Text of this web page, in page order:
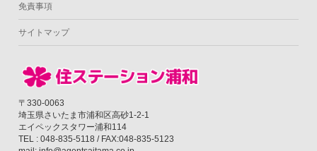
免責事項
サイトマップ
〒330-0063
埼玉県さいたま市浦和区高砂1-2-1
エイペックスタワー浦和114
TEL : 048-835-5118 / FAX:048-835-5123